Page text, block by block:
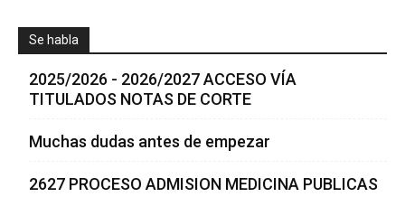
Se habla
2025/2026 - 2026/2027 ACCESO VÍA
TITULADOS NOTAS DE CORTE
Muchas dudas antes de empezar
2627 PROCESO ADMISION MEDICINA PUBLICAS